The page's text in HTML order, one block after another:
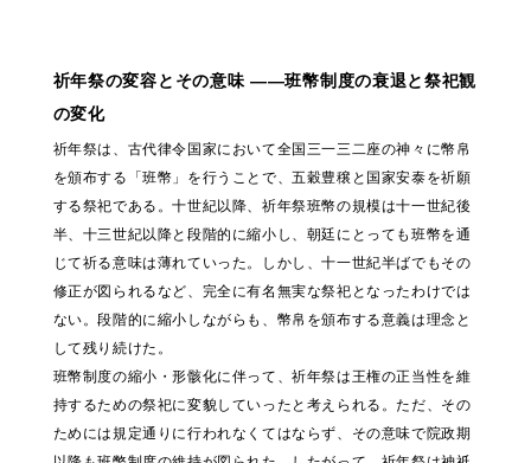
祈年祭の変容とその意味 ——班幣制度の衰退と祭祀観
の変化
祈年祭は、古代律令国家において全国三一三二座の神々に幣帛
を頒布する「班幣」を行うことで、五穀豊穣と国家安泰を祈願
する祭祀である。十世紀以降、祈年祭班幣の規模は十一世紀後
半、十三世紀以降と段階的に縮小し、朝廷にとっても班幣を通
じて祈る意味は薄れていった。しかし、十一世紀半ばでもその
修正が図られるなど、完全に有名無実な祭祀となったわけでは
ない。段階的に縮小しながらも、幣帛を頒布する意義は理念と
して残り続けた。
班幣制度の縮小・形骸化に伴って、祈年祭は王権の正当性を維
持するための祭祀に変貌していったと考えられる。ただ、その
ためには規定通りに行われなくてはならず、その意味で院政期